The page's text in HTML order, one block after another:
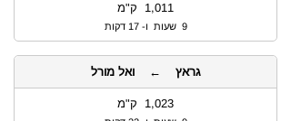
1,011 ק"מ
9 שעות ו- 17 דקות
גראץ ← ואל מורל
1,023 ק"מ